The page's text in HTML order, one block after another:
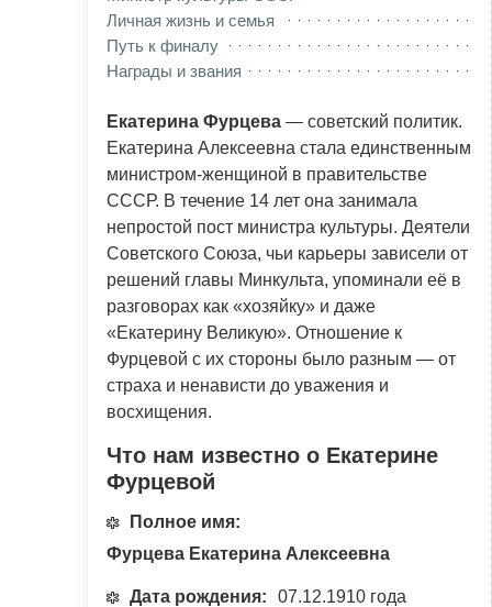
Личная жизнь и семья
Путь к финалу
Награды и звания
Екатерина Фурцева — советский политик.
Екатерина Алексеевна стала единственным
министром-женщиной в правительстве
СССР. В течение 14 лет она занимала
непростой пост министра культуры. Деятели
Советского Союза, чьи карьеры зависели от
решений главы Минкульта, упоминали её в
разговорах как «хозяйку» и даже
«Екатерину Великую». Отношение к
Фурцевой с их стороны было разным — от
страха и ненависти до уважения и
восхищения.
Что нам известно о Екатерине
Фурцевой
Полное имя:
Фурцева Екатерина Алексеевна
Дата рождения: 07.12.1910 года